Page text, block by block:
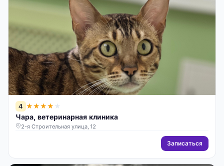
4 ★★★★ ★
Чара, ветеринарная клиника
2-я Строительная улица, 12
Записаться